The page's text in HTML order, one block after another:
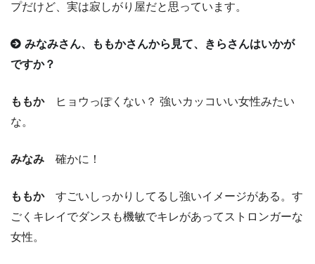
プだけど、実は寂しがり屋だと思っています。
みなみさん、ももかさんから見て、きらさんはいかが
ですか？
ももかヒョウっぽくない？ 強いカッコいい女性みたい
な。
みなみ 確かに！
ももかすごいしっかりしてるし強いイメージがある。す
ごくキレイでダンスも機敏でキレがあってストロンガーな
女性。